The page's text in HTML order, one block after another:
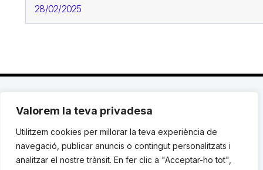
Valorem la teva privadesa
Utilitzem cookies per millorar la teva experiència de
navegació, publicar anuncis o contingut personalitzats i
analitzar el nostre trànsit. En fer clic a "Acceptar-ho tot",
28/02/2025
C. Avinyó 44, 2n | 08002 Barcelona |
119 03 72|institut@idhc.org
© Institut de Drets Humans de Catalunya.